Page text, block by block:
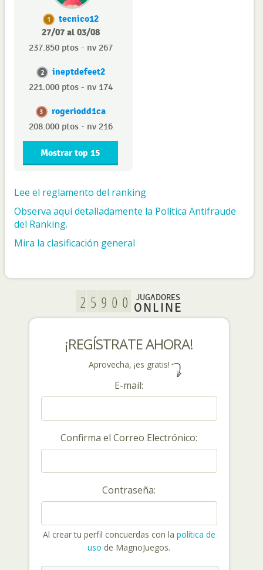
1
tecnico12
27/07 al 03/08
237.850 ptos - nv 267
2 ineptdefeet2
221.000 ptos - nv 174
3 rogeriodd1ca
208.000 ptos - nv 216
Mostrar top 15
Lee el reglamento del ranking
Observa aquí detalladamente la Política Antifraude
del Ranking.
Mira la clasificación general
JUGADORES
ONLINE
¡REGÍSTRATE AHORA!
Aprovecha, ¡es gratis!
E-mail:
Confirma el Correo Electrónico:
Contraseña:
Al crear tu perfil concuerdas con la política de
uso de MagnoJuegos.